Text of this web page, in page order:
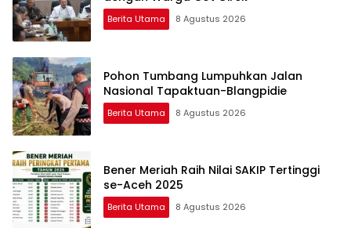
Berita Utama 8 Agustus 2026
Pohon Tumbang Lumpuhkan Jalan
Nasional Tapaktuan-Blangpidie
Berita Utama 8 Agustus 2026
Bener Meriah Raih Nilai SAKIP Tertinggi
se-Aceh 2025
Berita Utama 8 Agustus 2026